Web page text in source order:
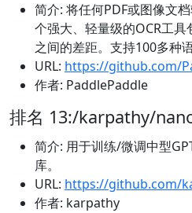
简介: 将任何PDF或图像文
个强大、轻量级的OCR工
之间的差距。支持100多种语
URL: https://github.com/
作者: PaddlePaddle
排名 13:/karpathy/
简介: 用于训练/微调中型
库。
URL: https://github.com/
作者: karpathy